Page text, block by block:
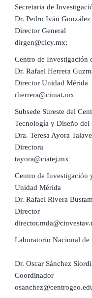
Secretaria de
Dr. Pedro Iván González
Director General
dirgen@cicy.mx;
Centro de Investigación
Dr. Rafael Herrera
Director Unidad Mérida
rherrera@cimat.mx
Subsede Sureste del
Tecnología y Diseño del
Dra. Teresa Ayora
Directora
tayora@ciatej.mx
Centro de Investigación
Unidad Mérida
Dr. Rafael Rivera
Director
Laboratorio Nacional
Dr. Oscar Sánchez
Coordinador